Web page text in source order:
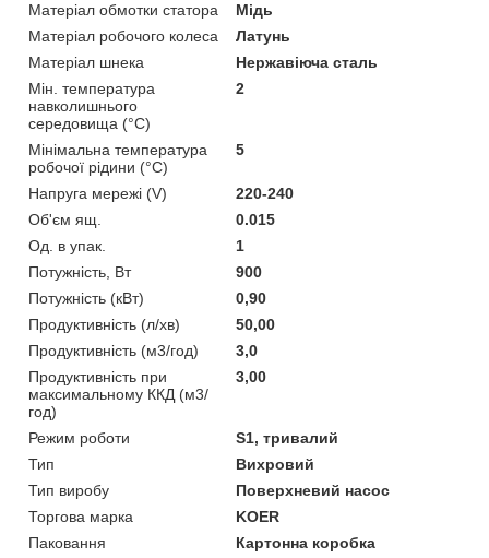
Матеріал обмотки статора
Мідь
Матеріал робочого колеса
Латунь
Матеріал шнека
Нержавіюча сталь
Мін. температура
навколишнього
середовища (°C)
2
Мінімальна температура
робочої рідини (°C)
5
Напруга мережі (V)
220-240
Об'єм ящ.
0.015
Од. в упак.
1
Потужність, Вт
900
Потужність (кВт)
0,90
Продуктивність (л/хв)
50,00
Продуктивність (м3/год)
3,0
Продуктивність при
максимальному ККД (м3/
год)
3,00
Режим роботи
S1, тривалий
Тип
Вихровий
Тип виробу
Поверхневий насос
Торгова марка
KOER
Паковання
Картонна коробка